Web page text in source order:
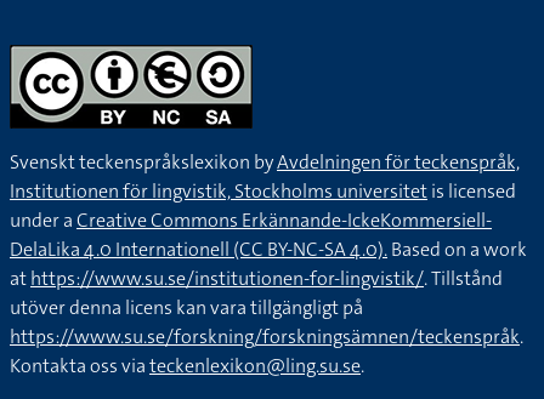
Svenskt teckenspråkslexikon byAvdelningen för teckenspråk,
Institutionen för lingvistik, Stockholms universitetis licensed
under aCreative Commons Erkännande-IckeKommersiell-
DelaLika 4.0 Internationell (CC BY-NC-SA 4.0).Based on a work
athttps://www.su.se/institutionen-for-lingvistik/. Tillstånd
utöver denna licens kan vara tillgängligt på
https://www.su.se/forskning/forskningsämnen/teckenspråk.
Kontakta oss viateckenlexikon@ling.su.se.